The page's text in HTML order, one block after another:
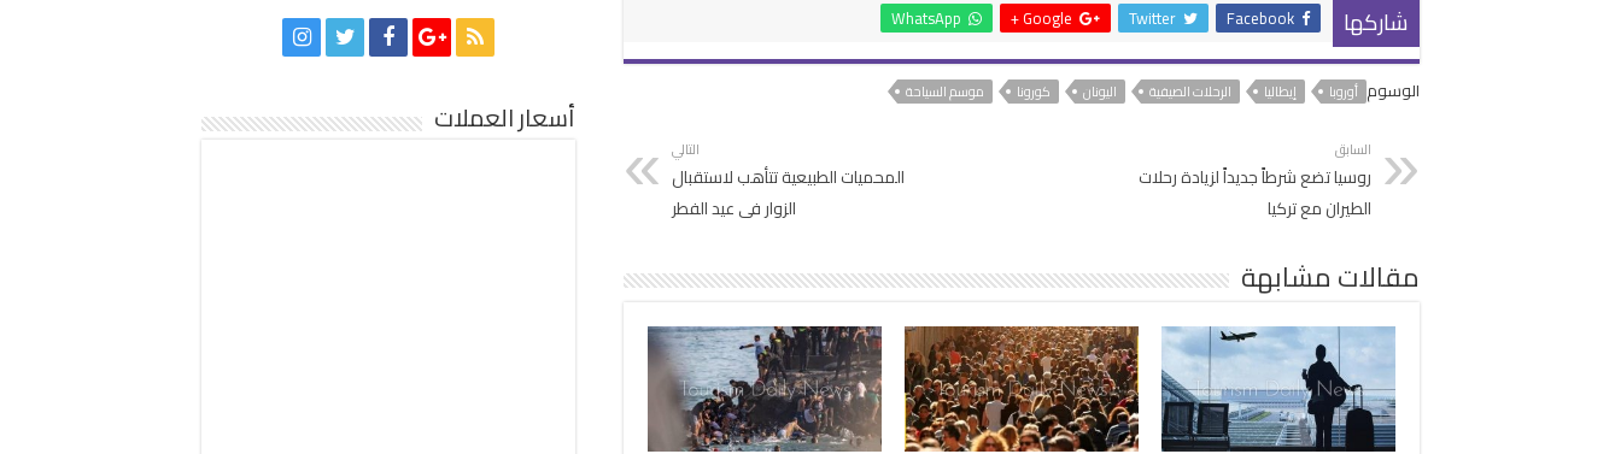
شاركها Facebook
Twitter
Google +
WhatsApp
الوسوم أوروبا إيطاليا الرحلات الصيفية اليونان كورونا موسم السياحة
السابق
روسيا تضع شرطاً جديداً لزيادة رحلات
الطيران مع تركيا
التالي
المحميات الطبيعية تتأهب لاستقبال
الزوار فى عيد الفطر
مقالات مشابهة
أسعار العملات